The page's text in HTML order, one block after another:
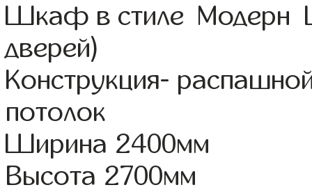
Шкаф в стиле Модерн
дверей)
Конструкция-
потолок
Ширина 2400мм
Высота 2700мм